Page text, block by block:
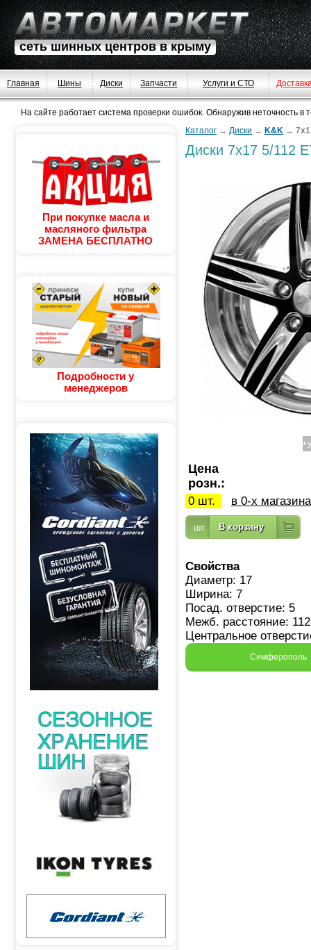
сеть шинных центров в крыму
Главная Шины Диски Запчасти Услуги и СТО
На сайте работает система проверки ошибок. Обнаружив неточность в
При покупке масла и
масляного фильтра
ЗАМЕНА БЕСПЛАТНО
Подробности у
менеджеров
Каталог → Диски → K&K →
Диски 7x17 5/112
+
Цена
розн.:
0 шт. в 0-х
Свойства
Диаметр: 17
Ширина: 7
Посад. отверстие: 5
Межб. расстояние: 112
Центральное
Симферополь